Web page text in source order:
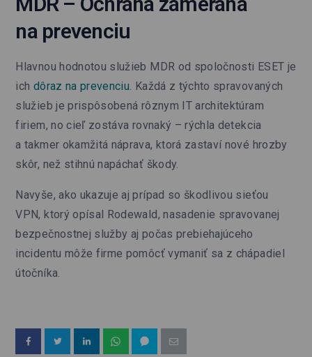
na prevenciu
Hlavnou hodnotou služieb MDR od spoločnosti ESET je
ich dôraz na prevenciu . Každá z týchto spravovaných
služieb je prispôsobená rôznym IT architektúram
firiem, no cieľ zostáva rovnaký – rýchla detekcia
a takmer okamžitá náprava, ktorá zastaví nové hrozby
skôr, než stihnú napáchať škody.
Navyše, ako ukazuje aj prípad so škodlivou sieťou
VPN, ktorý opísal Rodewald, nasadenie spravovanej
bezpečnostnej služby aj počas prebiehajúceho
incidentu môže firme pomôcť vymaniť sa z chápadiel
útočníka.